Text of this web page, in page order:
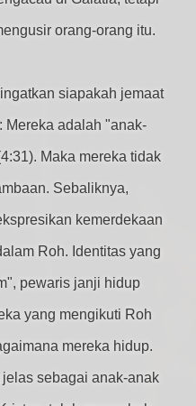
orang-orang itu.
siapakah jemaat
Mereka adalah "anak-
Maka mereka tidak
Sebaliknya,
kemerdekaan
Roh. Identitas yang
pewaris janji hidup
yang mengikuti Roh
mereka hidup.
sebagai anak-anak